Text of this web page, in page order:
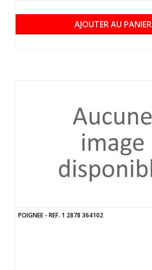
AJOUTER AU PANIER
POIGNEE - REF. 1 2878 364102